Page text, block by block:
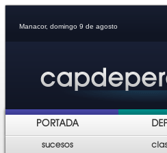
Manacor, domingo 9 de agosto